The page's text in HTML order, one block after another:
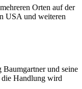
Orten auf der
USA und weiteren
und seine
die Handlung wird